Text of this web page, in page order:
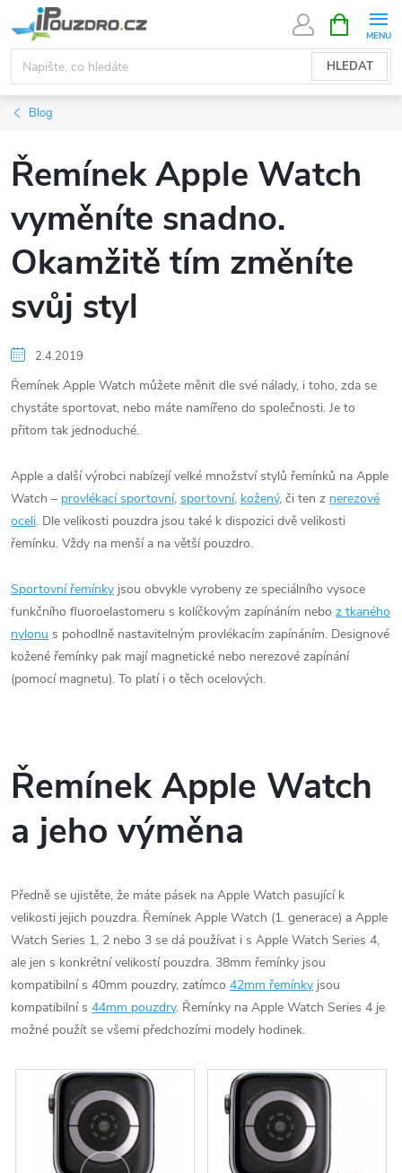
na
obsah
HLEDAT
NÁKUPNÍ
KOŠÍK
Blog
Řemínek Apple Watch
vyměníte snadno.
Okamžitě tím změníte
svůj styl
2.4.2019
Řemínek Apple Watch můžete měnit dle své nálady, i toho, zda se
chystáte sportovat, nebo máte namířeno do společnosti. Je to
přitom tak jednoduché.
Apple a další výrobci nabízejí velké množství stylů řemínků na Apple
Watch – provlékací sportovní, sportovní, kožený, či ten z nerezové
oceli. Dle velikosti pouzdra jsou také k dispozici dvě velikosti
řemínku. Vždy na menší a na větší pouzdro.
Sportovní řemínky jsou obvykle vyrobeny ze speciálního vysoce
funkčního fluoroelastomeru s kolíčkovým zapínáním nebo z tkaného
nylonu s pohodlně nastavitelným provlékacím zapínáním. Designové
kožené řemínky pak mají magnetické nebo nerezové zapínání
(pomocí magnetu). To platí i o těch ocelových.
Řemínek Apple Watch
a jeho výměna
Předně se ujistěte, že máte pásek na Apple Watch pasující k
velikosti jejich pouzdra. Řemínek Apple Watch (1. generace) a Apple
Watch Series 1, 2 nebo 3 se dá používat i s Apple Watch Series 4,
ale jen s konkrétní velikostí pouzdra. 38mm řemínky jsou
kompatibilní s 40mm pouzdry, zatímco 42mm řemínky jsou
kompatibilní s 44mm pouzdry. Řemínky na Apple Watch Series 4 je
možné použít se všemi předchozími modely hodinek.